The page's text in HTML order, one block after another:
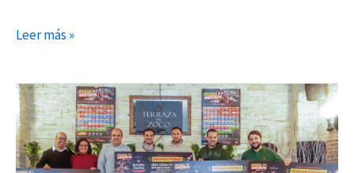
Leer más »
«Migas
Infieles»,
de
la